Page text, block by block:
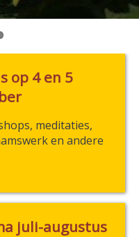
op 4 en 5
meditaties,
en andere
juli-augustus